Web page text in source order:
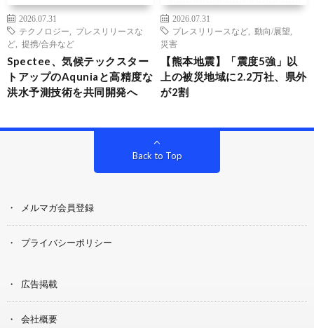
2026.07.31
テクノロジー
プレスリリースな
ど
提携/合弁など
Spectee、気候テックスター
トアップのAquniaと高精度な
洪水予測技術を共同開発へ
2026.07.31
プレスリリースなど
動向/展望
災害
【熊本地震】「震度5強」以
上の被災地域に2.2万社、県外
が2割
Back to Top
メルマガ会員登録
プライバシーポリシー
広告掲載
会社概要